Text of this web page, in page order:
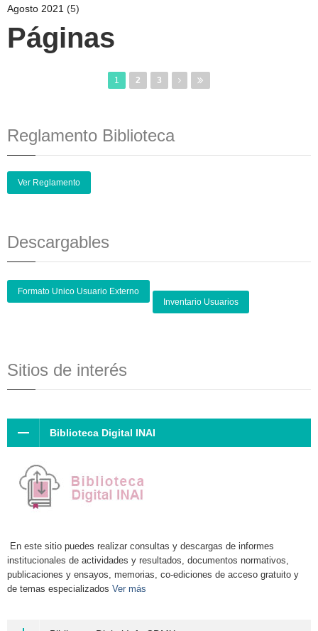
Agosto 2021 (5)
Páginas
1 2 3
Reglamento Biblioteca
Ver Reglamento
Descargables
Formato Unico Usuario Externo
Inventario Usuarios
Sitios de interés
Biblioteca Digital INAI
En este sitio puedes realizar consultas y descargas de informes
institucionales de actividades y resultados, documentos normativos,
publicaciones y ensayos, memorias, co-ediciones de acceso gratuito y
de temas especializados Ver más